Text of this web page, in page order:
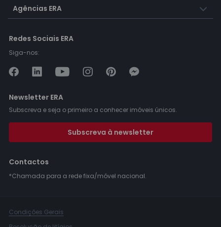
Agências ERA
Redes Sociais ERA
Siga-nos:
Newsletter ERA
Subscreva e seja o primeiro a conhecer imóveis únicos.
Subscreva à newsletter
Contactos
*Chamada para a rede fixa/móvel nacional.
Condições Gerais